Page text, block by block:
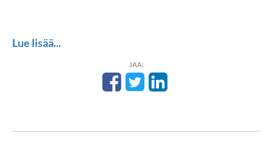
Lue lisää...
JAA: